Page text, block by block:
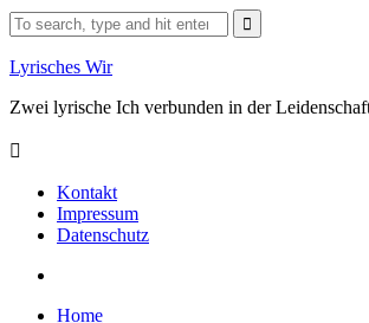
Skip
to
content
Search
for:
Lyrisches Wir
Zwei lyrische Ich verbunden in der
Kontakt
Impressum
Datenschutz
Home